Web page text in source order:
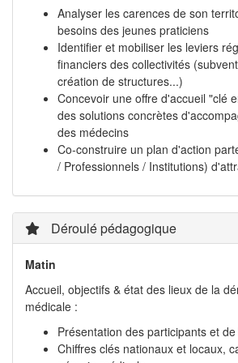
Analyser les carences de son
besoins des jeunes praticiens
Identifier et mobiliser les leviers
financiers des collectivités
création de structures...)
Concevoir une offre d'accueil "clé
des solutions concrètes
des médecins
Co-construire un plan d'action
/ Professionnels / Institutions)
Déroulé pédagogique
Matin
Accueil, objectifs & état des lieux de la
médicale :
Présentation des participants et
Chiffres clés nationaux et locaux,